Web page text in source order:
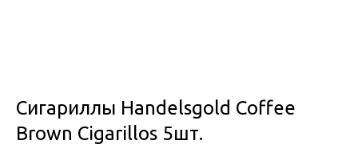
Сигариллы Handelsgold Coffee
Brown Cigarillos 5шт.